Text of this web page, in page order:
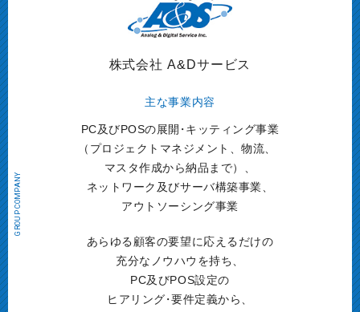
株式会社 A&Dサービス
主な事業内容
PC及びPOSの展開・キッティング事業
（ プロジェクトマネジメント、物流、
マスタ作成から納品まで）、
ネットワーク及びサーバ構築事業、
アウトソーシング事業
あらゆる顧客の要望に応えるだけの
充分なノウハウを持ち、
PC及びPOS設定の
ヒアリング・要件定義から、